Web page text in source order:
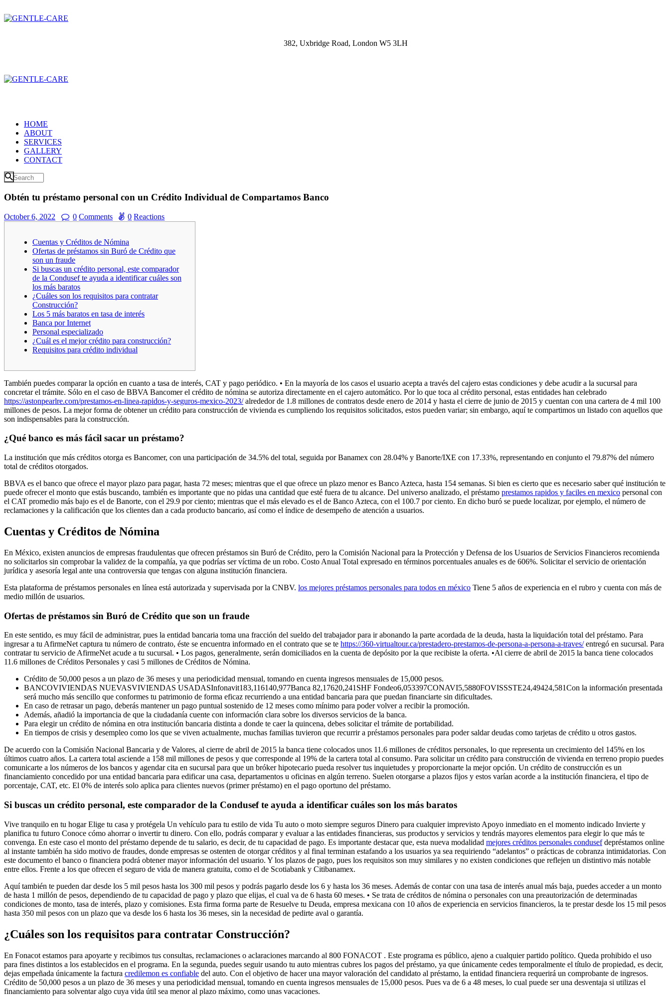
382, Uxbridge Road, London W5 3LH
HOME
ABOUT
SERVICES
GALLERY
CONTACT
Obtén tu préstamo personal con un Crédito Individual de Compartamos Banco
October 6, 2022 0 Comments 0 Reactions
Cuentas y Créditos de Nómina
Ofertas de préstamos sin Buró de Crédito que
son un fraude
Si buscas un crédito personal, este comparador
de la Condusef te ayuda a identificar cuáles son
los más baratos
¿Cuáles son los requisitos para contratar
Construcción?
Los 5 más baratos en tasa de interés
Banca por Internet
Personal especializado
¿Cuál es el mejor crédito para construcción?
Requisitos para crédito individual
También puedes comparar la opción en cuanto a tasa de interés, CAT y pago periódico. • En la mayoría de los casos el usuario acepta a través del cajero estas condiciones y debe acudir a la sucursal para
concretar el trámite. Sólo en el caso de BBVA Bancomer el crédito de nómina se autoriza directamente en el cajero automático. Por lo que toca al crédito personal, estas entidades han celebrado
https://astonpearlre.com/prestamos-en-linea-rapidos-y-seguros-mexico-2023/alrededor de 1.8 millones de contratos desde enero de 2014 y hasta el cierre de junio de 2015 y cuentan con una cartera de 4 mil 100
millones de pesos. La mejor forma de obtener un crédito para construcción de vivienda es cumpliendo los requisitos solicitados, estos pueden variar; sin embargo, aquí te compartimos un listado con aquellos que
son indispensables para la construcción.
¿Qué banco es más fácil sacar un préstamo?
La institución que más créditos otorga es Bancomer, con una participación de 34.5% del total, seguida por Banamex con 28.04% y Banorte/IXE con 17.33%, representando en conjunto el 79.87% del número
total de créditos otorgados.
BBVA es el banco que ofrece el mayor plazo para pagar, hasta 72 meses; mientras que el que ofrece un plazo menor es Banco Azteca, hasta 154 semanas. Si bien es cierto que es necesario saber qué institución te
puede ofrecer el monto que estás buscando, también es importante que no pidas una cantidad que esté fuera de tu alcance. Del universo analizado, el préstamo prestamos rapidos y faciles en mexico personal con
el CAT promedio más bajo es el de Banorte, con el 29.9 por ciento; mientras que el más elevado es el de Banco Azteca, con el 100.7 por ciento. En dicho buró se puede localizar, por ejemplo, el número de
reclamaciones y la calificación que los clientes dan a cada producto bancario, así como el índice de desempeño de atención a usuarios.
Cuentas y Créditos de Nómina
En México, existen anuncios de empresas fraudulentas que ofrecen préstamos sin Buró de Crédito, pero la Comisión Nacional para la Protección y Defensa de los Usuarios de Servicios Financieros recomienda
no solicitarlos sin comprobar la validez de la compañía, ya que podrías ser víctima de un robo. Costo Anual Total expresado en términos porcentuales anuales es de 606%. Solicitar el servicio de orientación
jurídica y asesoría legal ante una controversia que tengas con alguna institución financiera.
Esta plataforma de préstamos personales en línea está autorizada y supervisada por la CNBV. los mejores préstamos personales para todos en méxico Tiene 5 años de experiencia en el rubro y cuenta con más de
medio millón de usuarios.
Ofertas de préstamos sin Buró de Crédito que son un fraude
En este sentido, es muy fácil de administrar, pues la entidad bancaria toma una fracción del sueldo del trabajador para ir abonando la parte acordada de la deuda, hasta la liquidación total del préstamo. Para
ingresar a tu AfirmeNet captura tu número de contrato, éste se encuentra informado en el contrato que se te https://360-virtualtour.ca/prestadero-prestamos-de-persona-a-persona-a-traves/entregó en sucursal. Para
contratar tu servicio de AfirmeNet acude a tu sucursal. • Los pagos, generalmente, serán domiciliados en la cuenta de depósito por la que recibiste la oferta. •Al cierre de abril de 2015 la banca tiene colocados
11.6 millones de Créditos Personales y casi 5 millones de Créditos de Nómina.
Crédito de 50,000 pesos a un plazo de 36 meses y una periodicidad mensual, tomando en cuenta ingresos mensuales de 15,000 pesos.
BANCOVIVIENDAS NUEVASVIVIENDAS USADASInfonavit183,116140,977Banca 82,17620,241SHF Fondeo6,053397CONAVI5,5880FOVISSSTE24,49424,581Con la información presentada
será mucho más sencillo que conformes tu patrimonio de forma eficaz recurriendo a una entidad bancaria para que puedan financiarte sin dificultades.
En caso de retrasar un pago, deberás mantener un pago puntual sostenido de 12 meses como mínimo para poder volver a recibir la promoción.
Además, añadió la importancia de que la ciudadanía cuente con información clara sobre los diversos servicios de la banca.
Para elegir un crédito de nómina en otra institución bancaria distinta a donde te caer la quincena, debes solicitar el trámite de portabilidad.
En tiempos de crisis y desempleo como los que se viven actualmente, muchas familias tuvieron que recurrir a préstamos personales para poder saldar deudas como tarjetas de crédito u otros gastos.
De acuerdo con la Comisión Nacional Bancaria y de Valores, al cierre de abril de 2015 la banca tiene colocados unos 11.6 millones de créditos personales, lo que representa un crecimiento del 145% en los
últimos cuatro años. La cartera total asciende a 158 mil millones de pesos y que corresponde al 19% de la cartera total al consumo. Para solicitar un crédito para construcción de vivienda en terreno propio puedes
comunicarte a los números de los bancos y agendar cita en sucursal para que un bróker hipotecario pueda resolver tus inquietudes y proporcionarte la mejor opción. Un crédito de construcción es un
financiamiento concedido por una entidad bancaria para edificar una casa, departamentos u oficinas en algún terreno. Suelen otorgarse a plazos fijos y estos varían acorde a la institución financiera, el tipo de
porcentaje, CAT, etc. El 0% de interés solo aplica para clientes nuevos (primer préstamo) en el pago oportuno del préstamo.
Si buscas un crédito personal, este comparador de la Condusef te ayuda a identificar cuáles son los más baratos
Vive tranquilo en tu hogar Elige tu casa y protégela Un vehículo para tu estilo de vida Tu auto o moto siempre seguros Dinero para cualquier imprevisto Apoyo inmediato en el momento indicado Invierte y
planifica tu futuro Conoce cómo ahorrar o invertir tu dinero. Con ello, podrás comparar y evaluar a las entidades financieras, sus productos y servicios y tendrás mayores elementos para elegir lo que más te
convenga. En este caso el monto del préstamo depende de tu salario, es decir, de tu capacidad de pago. Es importante destacar que, esta nueva modalidad mejores créditos personales condusefdepréstamos online
al instante también ha sido motivo de fraudes, donde empresas se ostenten de otorgar créditos y al final terminan estafando a los usuarios ya sea requiriendo “adelantos” o prácticas de cobranza intimidatorias. Con
este documento el banco o financiera podrá obtener mayor información del usuario. Y los plazos de pago, pues los requisitos son muy similares y no existen condiciones que reflejen un distintivo más notable
entre ellos. Frente a los que ofrecen el seguro de vida de manera gratuita, como el de Scotiabank y Citibanamex.
Aquí también te pueden dar desde los 5 mil pesos hasta los 300 mil pesos y podrás pagarlo desde los 6 y hasta los 36 meses. Además de contar con una tasa de interés anual más baja, puedes acceder a un monto
de hasta 1 millón de pesos, dependiendo de tu capacidad de pago y plazo que elijas, el cual va de 6 hasta 60 meses. • Se trata de créditos de nómina o personales con una preautorización de determinadas
condiciones de monto, tasa de interés, plazo y comisiones. Esta firma forma parte de Resuelve tu Deuda, empresa mexicana con 10 años de experiencia en servicios financieros, la te prestar desde los 15 mil pesos
hasta 350 mil pesos con un plazo que va desde los 6 hasta los 36 meses, sin la necesidad de pedirte aval o garantía.
¿Cuáles son los requisitos para contratar Construcción?
En Fonacot estamos para apoyarte y recibimos tus consultas, reclamaciones o aclaraciones marcando al 800 FONACOT . Este programa es público, ajeno a cualquier partido político. Queda prohibido el uso
para fines distintos a los establecidos en el programa. En la segunda, puedes seguir usando tu auto mientras cubres los pagos del préstamo, ya que únicamente cedes temporalmente el título de propiedad, es decir,
dejas empeñada únicamente la factura credilemon es confiable del auto. Con el objetivo de hacer una mayor valoración del candidato al préstamo, la entidad financiera requerirá un comprobante de ingresos.
Crédito de 50,000 pesos a un plazo de 36 meses y una periodicidad mensual, tomando en cuenta ingresos mensuales de 15,000 pesos. Pues va de 6 a 48 meses, lo cual puede ser una desventaja si utilizas el
financiamiento para solventar algo cuya vida útil sea menor al plazo máximo, como unas vacaciones.